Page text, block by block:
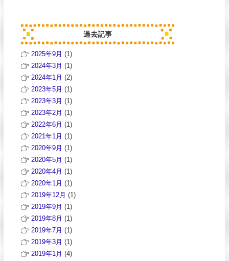
過去記事
2025年9月 (1)
2024年3月 (1)
2024年1月 (2)
2023年5月 (1)
2023年3月 (1)
2023年2月 (1)
2022年6月 (1)
2021年1月 (1)
2020年9月 (1)
2020年5月 (1)
2020年4月 (1)
2020年1月 (1)
2019年12月 (1)
2019年9月 (1)
2019年8月 (1)
2019年7月 (1)
2019年3月 (1)
2019年1月 (4)